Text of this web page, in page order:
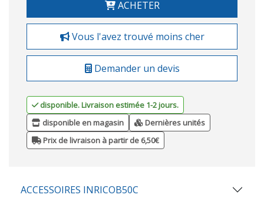
ACHETER
Vous l'avez trouvé moins cher
Demander un devis
disponible. Livraison estimée 1-2 jours.
disponible en magasin
Dernières unités
Prix de livraison à partir de 6,50€
ACCESSOIRES INRICOB50C